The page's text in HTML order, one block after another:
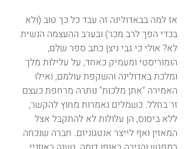
אז למה בבאדולינה זה עבד כל כך טוב (ולא
בכדי הפך לרב מכר) ובערב ההעצמה הנשית
לא? אולי כי גבי ניצן כתב ספר שלם,
הומוריסטי ומעמיק כאחד, על עלילות מלך
ומלכת באדולינה והשקפת עולמם, ואילו
האמירה "אתן מלכות" נותרה מרחפת כעצם
זר בחלל. כשמלים נאמרות מחוץ להקשר,
ללא ביסוס, הן עלולות לא להתקבל אצל
המאזין ואף לייצר אנטגוניזם. חברה שנכחה